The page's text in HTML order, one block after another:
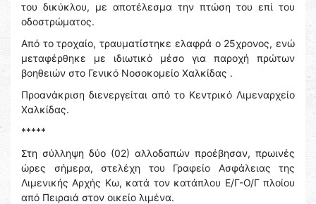
του δικύκλου, με αποτέλεσμα την πτώση του επί του
οδοστρώματος.
Από το τροχαίο, τραυματίστηκε ελαφρά ο 25χρονος, ενώ
μεταφέρθηκε με ιδιωτικό μέσο για παροχή πρώτων
βοηθειών στο Γενικό Νοσοκομείο Χαλκίδας .
Προανάκριση διενεργείται από το Κεντρικό Λιμεναρχείο
Χαλκίδας.
*****
Στη σύλληψη δύο (02) αλλοδαπών προέβησαν, πρωινές
ώρες σήμερα, στελέχη του Γραφείο Ασφάλειας της
Λιμενικής Αρχής Κω, κατά τον κατάπλου Ε/Γ-Ο/Γ πλοίου
από Πειραιά στον οικείο λιμένα.